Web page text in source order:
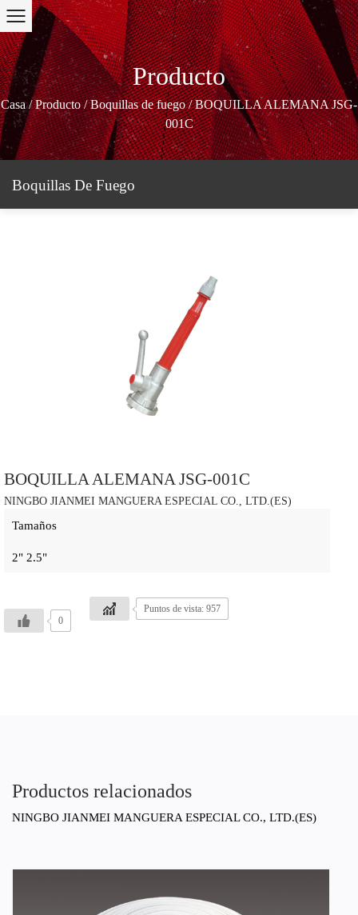
Producto
Casa/Producto/Boquillas de fuego/BOQUILLA ALEMANA JSG-
001C
Boquillas De Fuego
BOQUILLA ALEMANA JSG-001C
NINGBO JIANMEI MANGUERA ESPECIAL CO., LTD.(ES)
Tamaños
2" 2.5"
0
Puntos de vista: 957
Productos relacionados
NINGBO JIANMEI MANGUERA ESPECIAL CO., LTD.(ES)